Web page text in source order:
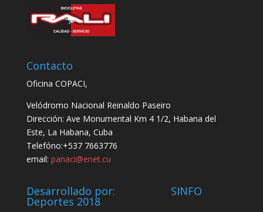
Contacto
Oficina COPACI,
Velódromo Nacional Reinaldo Paseiro
Dirección: Ave Monumental Km 4 1/2, Habana del
Este, La Habana, Cuba
Telefóno:+537 7663776
email: panaci@enet.cu
Desarrollado por: SINFO
Deportes 2018